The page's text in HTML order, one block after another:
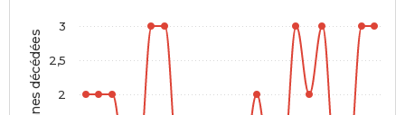
2
2,5
3